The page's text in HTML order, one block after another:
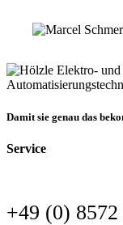
Damit sie genau das
Service
+49 (0)